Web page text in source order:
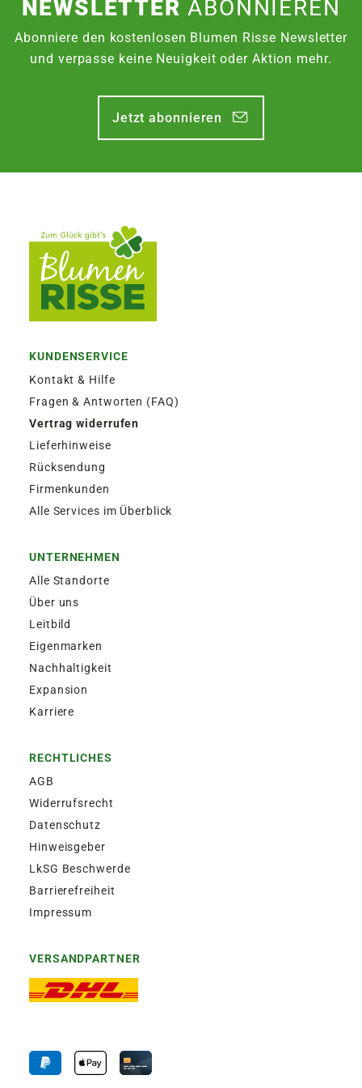
NEWSLETTERABONNIEREN
Abonniere den kostenlosen Blumen Risse Newsletter
und verpasse keine Neuigkeit oder Aktion mehr.
Jetzt abonnieren
KUNDENSERVICE
Kontakt & Hilfe
Fragen & Antworten (FAQ)
Vertrag widerrufen
Lieferhinweise
Rücksendung
Firmenkunden
Alle Services im Überblick
UNTERNEHMEN
Alle Standorte
Über uns
Leitbild
Eigenmarken
Nachhaltigkeit
Expansion
Karriere
RECHTLICHES
AGB
Widerrufsrecht
Datenschutz
Hinweisgeber
LkSG Beschwerde
Barrierefreiheit
Impressum
VERSANDPARTNER